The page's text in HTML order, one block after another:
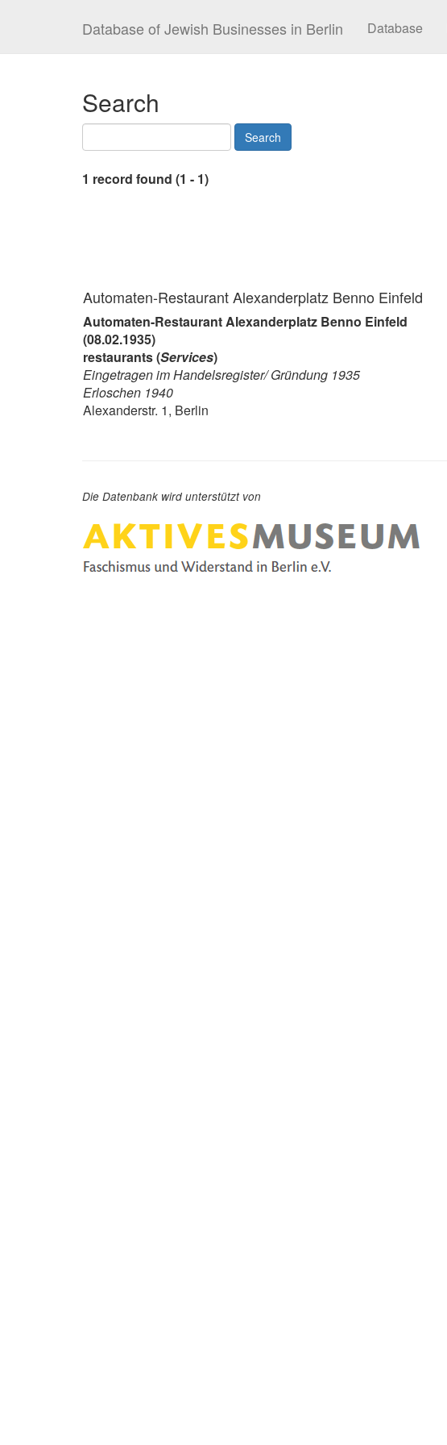
Database of Jewish Businesses in Berlin Database
Search
1 record found (1 - 1)
Automaten-Restaurant Alexanderplatz Benno Einfeld
Automaten-Restaurant Alexanderplatz Benno Einfeld
(08.02.1935)
restaurants (Services)
Eingetragen im Handelsregister/ Gründung 1935
Erloschen 1940
Alexanderstr. 1, Berlin
Die Datenbank wird unterstützt von